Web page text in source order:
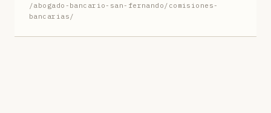
/abogado-bancario-san-fernando/comisiones-
bancarias/